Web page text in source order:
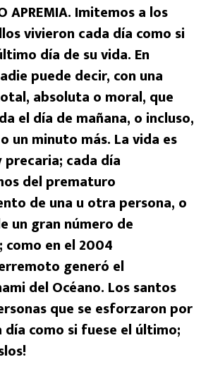
APREMIA. Imitemos a los
vivieron cada día como si
día de su vida. En
puede decir, con una
absoluta o moral, que
el día de mañana, o incluso,
un minuto más. La vida es
cada día
del prematuro
de una u otra persona, o
un gran número de
como en el 2004
generó el
del Océano. Los santos
que se esforzaron por
día como si fuese el último;